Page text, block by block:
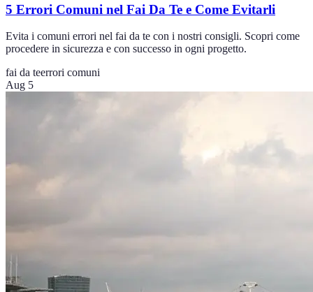
5 Errori Comuni nel Fai Da Te e Come Evitarli
Evita i comuni errori nel fai da te con i nostri consigli. Scopri come
procedere in sicurezza e con successo in ogni progetto.
fai da teerrori comuni
Aug 5